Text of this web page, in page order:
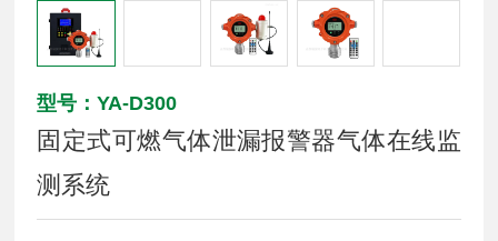
型号：YA-D300
固定式可燃气体泄漏报警器气体在线监
测系统